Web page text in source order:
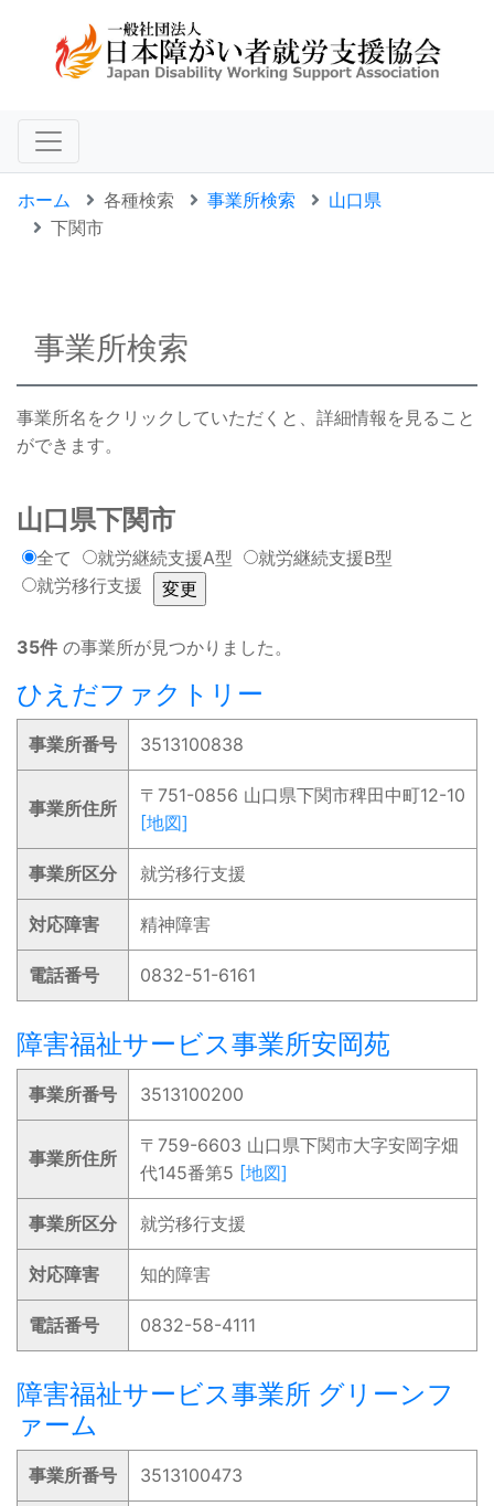
ホーム 各種検索 事業所検索
山口県
下関市
事業所検索
事業所名をクリックしていただくと、詳細情報を見ること
ができます。
山口県下関市
全て 就労継続支援A型
就労継続支援B型
就労移行支援
35件 の事業所が見つかりました。
ひえだファクトリー
事業所番号 3513100838
事業所住所
〒751-0856 山口県下関市稗田中町12-10
[地図]
事業所区分 就労移行支援
対応障害 精神障害
電話番号 0832-51-6161
障害福祉サービス事業所安岡苑
事業所番号 3513100200
事業所住所
〒759-6603 山口県下関市大字安岡字畑
代145番第5 [地図]
事業所区分 就労移行支援
対応障害 知的障害
電話番号 0832-58-4111
障害福祉サービス事業所 グリーンフ
ァーム
事業所番号 3513100473